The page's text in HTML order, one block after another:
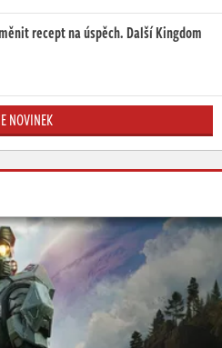
recept na úspěch. Další Kingdom
NOVINEK